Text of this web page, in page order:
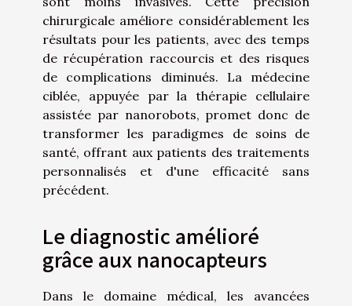
chirurgicale améliore considérablement les
résultats pour les patients, avec des temps
de récupération raccourcis et des risques
de complications diminués. La médecine
ciblée, appuyée par la thérapie cellulaire
assistée par nanorobots, promet donc de
transformer les paradigmes de soins de
santé, offrant aux patients des traitements
personnalisés et d'une efficacité sans
précédent.
Le diagnostic amélioré
grâce aux nanocapteurs
Dans le domaine médical, les avancées